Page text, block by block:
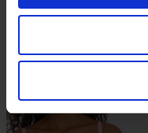
Aggiungi al carrello